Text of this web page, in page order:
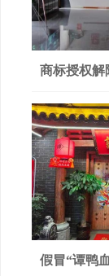
商标授权解
假冒“谭鸭